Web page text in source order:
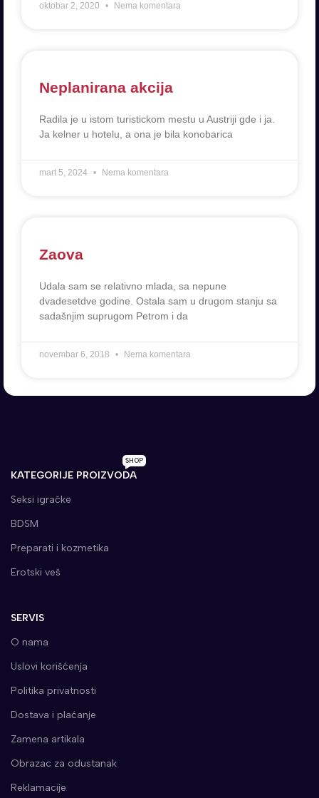
oktobar 2, 2020 Nema komentara
Neplanirana akcija
Radila je u istom turistickom mestu u Austriji gde i ja.
Ja kelner u hotelu, a ona je bila konobarica
mart 5, 2024 Nema komentara
Zaova
Udala sam se relativno mlada, sa nepune
dvadesetdve godine. Ostala sam u drugom stanju sa
sadašnjim suprugom Petrom i da
novembar 6, 2018 Nema komentara
KATEGORIJE PROIZVODA
SHOP
Seksi igračke
BDSM
Preparati i kozmetika
Erotski veš
SERVIS
O nama
Uslovi korišćenja
Politika privatnosti
Dostava i plaćanje
Zamena artikala
Obrazac za odustanak
Reklamacije